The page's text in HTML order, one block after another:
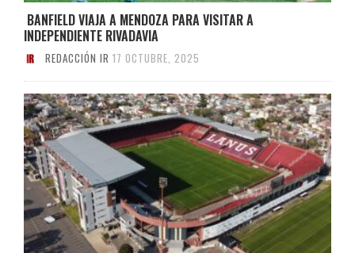
BANFIELD VIAJA A MENDOZA PARA VISITAR A
INDEPENDIENTE RIVADAVIA
REDACCIÓN IR 17 OCTUBRE, 2025